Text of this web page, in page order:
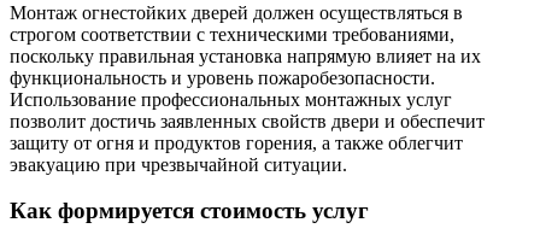
Монтаж огнестойких дверей должен осуществляться в
строгом соответствии с техническими требованиями,
поскольку правильная установка напрямую влияет на их
функциональность и уровень пожаробезопасности.
Использование профессиональных монтажных услуг
позволит достичь заявленных свойств двери и обеспечит
защиту от огня и продуктов горения, а также облегчит
эвакуацию при чрезвычайной ситуации.
Как формируется стоимость услуг